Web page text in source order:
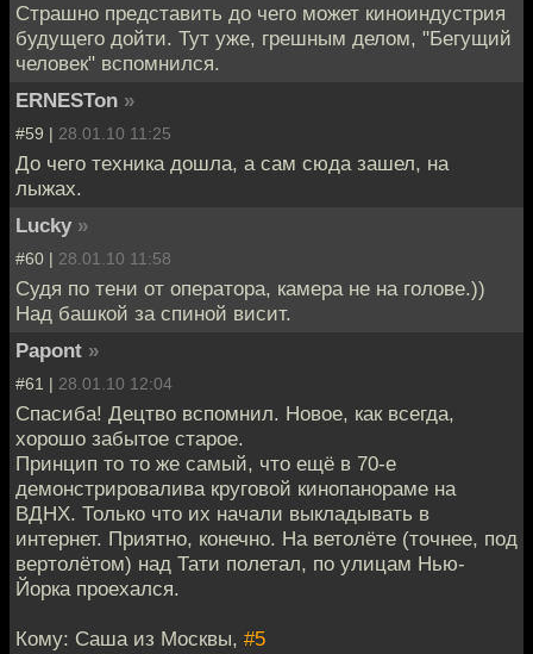
Страшно представить до чего может киноиндустрия
будущего дойти. Тут уже, грешным делом, "Бегущий
человек" вспомнился.
ERNESTon »
#59 | 28.01.10 11:25
До чего техника дошла, а сам сюда зашел, на
лыжах.
Lucky »
#60 | 28.01.10 11:58
Судя по тени от оператора, камера не на голове.))
Над башкой за спиной висит.
Papont »
#61 | 28.01.10 12:04
Спасиба! Децтво вспомнил. Новое, как всегда,
хорошо забытое старое.
Принцип то то же самый, что ещё в 70-е
демонстрировалива круговой кинопанораме на
ВДНХ. Только что их начали выкладывать в
интернет. Приятно, конечно. На ветолёте (точнее, под
вертолётом) над Тати полетал, по улицам Нью-
Йорка проехался.
Кому: Саша из Москвы, #5